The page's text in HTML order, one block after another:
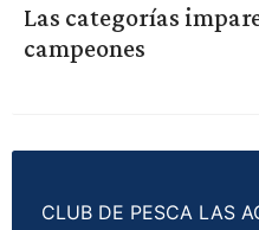
Las categorías
campeones
CLUB DE PESCA LAS